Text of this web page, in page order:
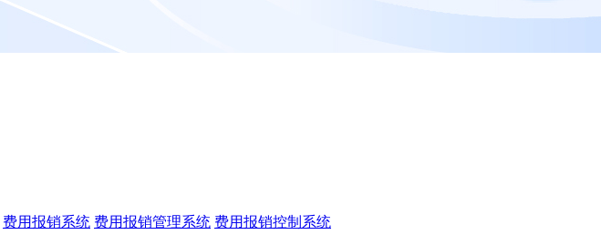
费用报销系统 费用报销管理系统 费用报销控制系统